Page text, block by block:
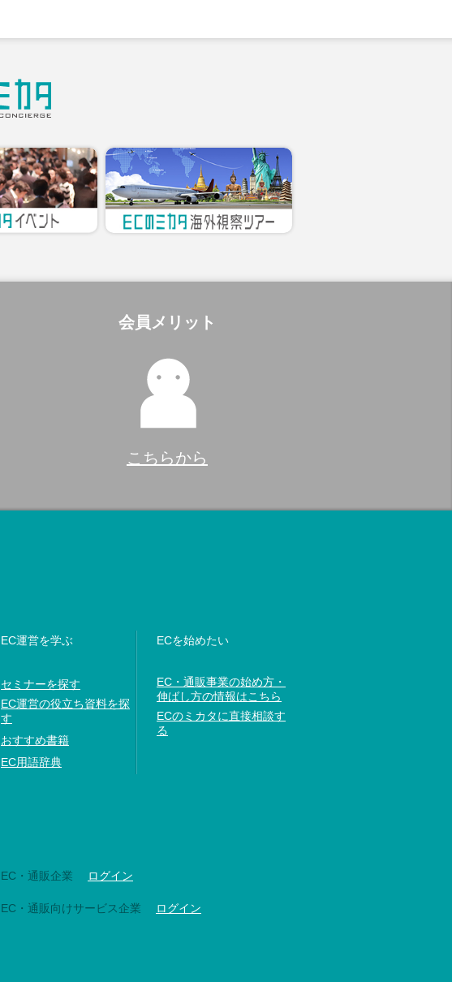
会員メリット
こちらから
EC運営を学ぶ
セミナーを探す
EC運営の役立ち資料を探
す
おすすめ書籍
EC用語辞典
ECを始めたい
EC・通販事業の始め方・
伸ばし方の情報はこちら
ECのミカタに直接相談す
る
EC・通販企業 ログイン
EC・通販向けサービス企業 ログイン